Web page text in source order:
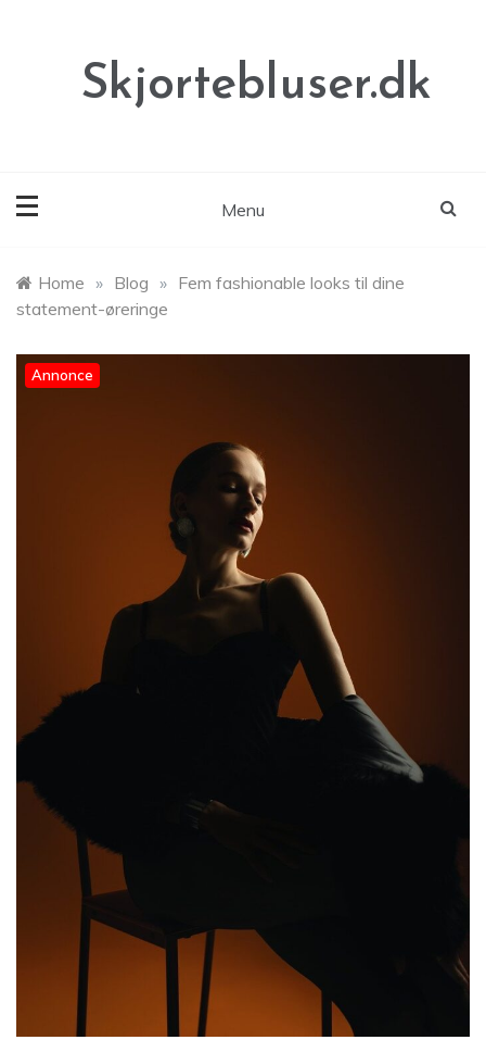
Skjortebluser.dk
Menu
Home » Blog » Fem fashionable looks til dine
statement-øreringe
Annonce